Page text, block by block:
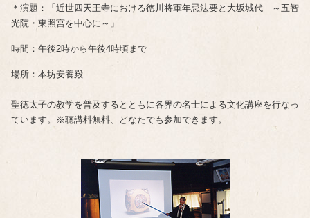
＊演題：「近世四天王寺における徳川将軍年忌法要と大坂城代 ～五智
光院・東照宮を中心に～」
時間：午後2時から午後4時頃まで
場所：本坊安養殿
聖徳太子の教学を普及するとともに各界の名士による文化講座を行なっ
ています。※聴講料無料、どなたでも参加できます。